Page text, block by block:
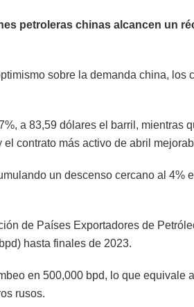
petroleras chinas alcancen un
sobre la demanda china,
a 83,59 dólares el barril, mientras
contrato más activo de abril
un descenso cercano al 4%
de Países Exportadores de
hasta finales de 2023.
en 500,000 bpd, lo que
rusos.